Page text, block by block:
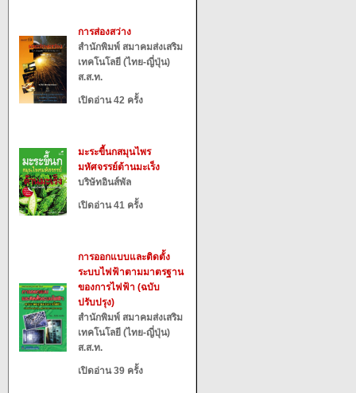
การส่องสว่าง
สำนักพิมพ์ สมาคมส่งเสริม
เทคโนโลยี (ไทย-ญี่ปุ่น)
ส.ส.ท.
เปิดอ่าน 42 ครั้ง
มะระขี้นกสมุนไพร
มหัศจรรย์ต้านมะเร็ง
บริษัทอินส์พัล
เปิดอ่าน 41 ครั้ง
การออกแบบและติดตั้ง
ระบบไฟฟ้าตามมาตรฐาน
ของการไฟฟ้า (ฉบับ
ปรับปรุง)
สำนักพิมพ์ สมาคมส่งเสริม
เทคโนโลยี (ไทย-ญี่ปุ่น)
ส.ส.ท.
เปิดอ่าน 39 ครั้ง